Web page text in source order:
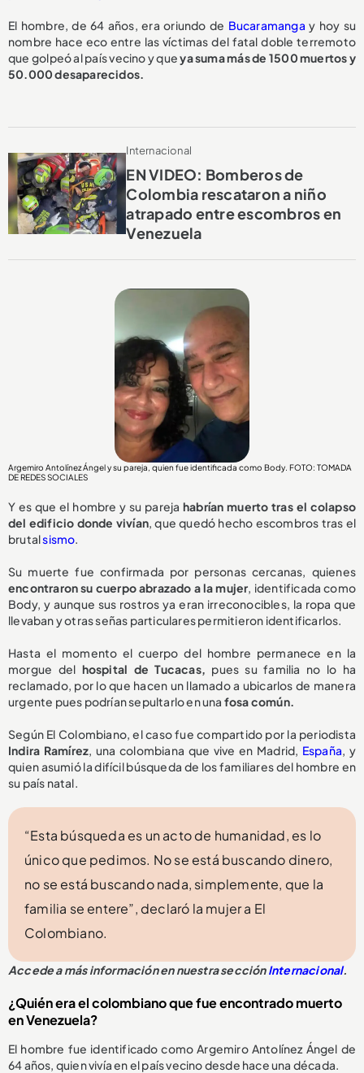
El hombre, de 64 años, era oriundo de Bucaramanga y hoy su
nombre hace eco entre las víctimas del fatal doble terremoto
que golpeó al país vecino y queya suma más de 1500 muertos y
50.000 desaparecidos.
Internacional
EN VIDEO: Bomberos de
Colombia rescataron a niño
atrapado entre escombros en
Venezuela
Argemiro Antolínez Ángel y su pareja, quien fue identificada como Body. FOTO: TOMADA
DE REDES SOCIALES
Y es que el hombre y su parejahabrían muerto tras el colapso
del edificio donde vivían, que quedó hecho escombros tras el
brutalsismo.
Su muerte fue confirmada por personas cercanas, quienes
encontraron su cuerpo abrazado a la mujer, identificada como
Body, y aunque sus rostros ya eran irreconocibles, la ropa que
llevaban y otras señas particulares permitieron identificarlos.
Hasta el momento el cuerpo del hombre permanece en la
morgue del hospital de Tucacas, pues su familia no lo ha
reclamado, por lo que hacen un llamado a ubicarlos de manera
urgente pues podrían sepultarlo en una fosa común.
Según El Colombiano, el caso fue compartido por la periodista
Indira Ramírez, una colombiana que vive en Madrid, España, y
quien asumió la difícil búsqueda de los familiares del hombre en
su país natal.
“Esta búsqueda es un acto de humanidad, es lo
único que pedimos. No se está buscando dinero,
no se está buscando nada, simplemente, que la
familia se entere”, declaró la mujer a El
Colombiano.
Accede a más información en nuestra secciónInternacional.
¿Quién era el colombiano que fue encontrado muerto
en Venezuela?
El hombre fue identificado como Argemiro Antolínez Ángel de
64 años, quien vivía en el país vecino desde hace una década.